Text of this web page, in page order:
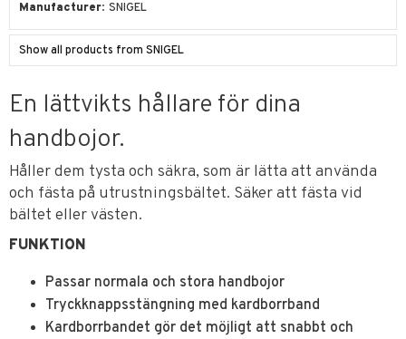
Manufacturer SNIGEL
Show all products from SNIGEL
En lättvikts hållare för dina
handbojor.
Håller dem tysta och säkra, som är lätta att använda
och fästa på utrustningsbältet. Säker att fästa vid
bältet eller västen.
FUNKTION
Passar normala och stora handbojor
Tryckknappsstängning med kardborrband
Kardborrbandet gör det möjligt att snabbt och